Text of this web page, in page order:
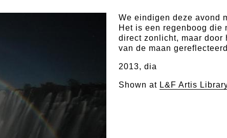
We eindigen deze avond
Het is een regenboog die
direct zonlicht, maar door
van de maan
2013, dia
Shown at L&F Artis